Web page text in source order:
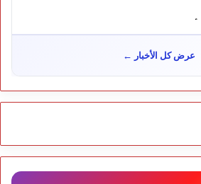
والمغاربة يطالبون بحساب وعود 2021
يغيّر وجه شاطئ بوزنيقة.. وهدم فيلات
شتنبر
نشرة إنذارية.. موجة حر تصل إلى 47 درجة تضرب عدداً من أقاليم
عرض كل الأخبار ←